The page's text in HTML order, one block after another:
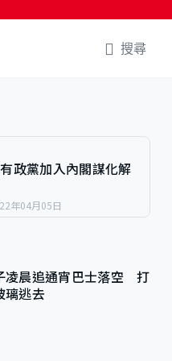
搜尋
政黨加入內閣謀化解
年04月05日
凌晨追通宵巴士落空 打
璃逃去